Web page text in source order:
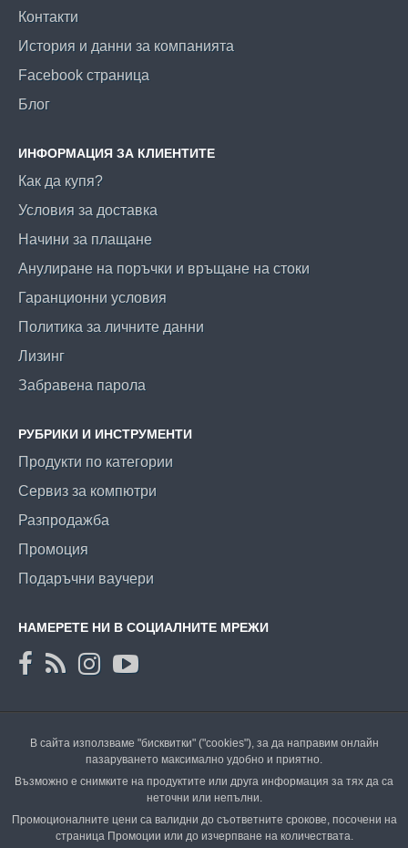
Контакти
История и данни за компанията
Facebook страница
Блог
ИНФОРМАЦИЯ ЗА КЛИЕНТИТЕ
Как да купя?
Условия за доставка
Начини за плащане
Анулиране на поръчки и връщане на стоки
Гаранционни условия
Политика за личните данни
Лизинг
Забравена парола
РУБРИКИ И ИНСТРУМЕНТИ
Продукти по категории
Сервиз за компютри
Разпродажба
Промоция
Подаръчни ваучери
НАМЕРЕТЕ НИ В СОЦИАЛНИТЕ МРЕЖИ
В сайта използваме "бисквитки" ("cookies"), за да направим онлайн
пазаруването максимално удобно и приятно.
Възможно е снимките на продуктите или друга информация за тях да са
неточни или непълни.
Промоционалните цени са валидни до съответните срокове, посочени на
страница Промоции или до изчерпване на количествата.